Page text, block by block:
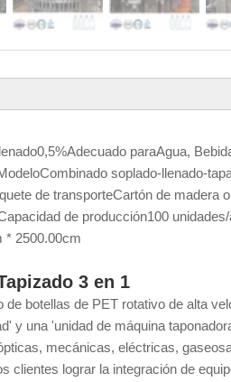
0,5%Adecuado paraAgua,
Combinado soplado-llenado-
de transporteCartón de madera
de producción100
* 2500.00cm
3 en 1
botellas de PET rotativo de alta
y una 'unidad de máquina
mecánicas, eléctricas,
clientes lograr la integración de